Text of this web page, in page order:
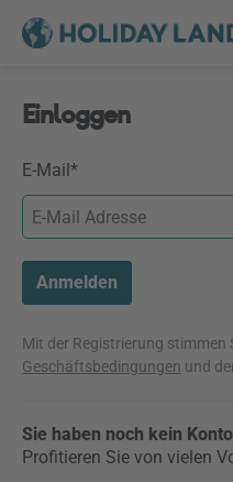
Einloggen
E-Mail*
Anmelden
Mit der Registrierung stimmen
Geschäftsbedingungen und
Sie haben noch kein
Profitieren Sie von vielen